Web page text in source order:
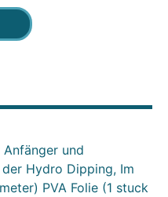
und
Hydro Dipping, Im
PVA Folie (1 stuck